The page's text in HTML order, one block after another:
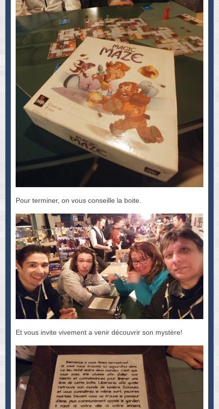
Pour terminer, on vous conseille la boite.
Et vous invite vivement a venir découvrir son mystère!